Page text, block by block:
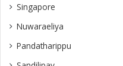
Singapore
Nuwaraeliya
Pandatharippu